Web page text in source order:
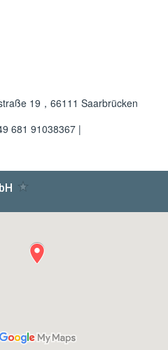
19，66111 Saarbrücken
681 91038367 |